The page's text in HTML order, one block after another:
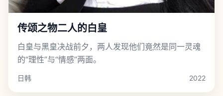
传颂之物二人的白皇
白皇与黑皇决战前夕，两人发现他们竟然是同一灵魂
的“理性”与“情感”两面。
日韩 2022